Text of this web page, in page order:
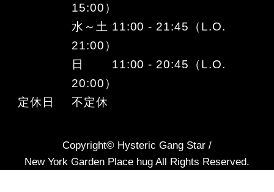
15:00）
水～土 11:00 - 21:45（L.O.
21:00）
日 11:00 - 20:45（L.O.
20:00）
定休日
不定休
Copyright© Hysteric Gang Star /
New York Garden Place hug All Rights Reserved.